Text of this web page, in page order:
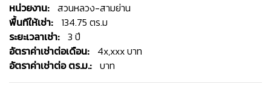
หน่วยงาน: สวนหลวง-สามย่าน
พื้นทีให้เช่า:
134.75 ตร.ม
ระยะเวลาเช่า: 3 ปี
อัตราค่าเช่าต่อเดือน:
4x,xxx บาท
อัตราค่าเช่าต่อ ตร.ม.: บาท